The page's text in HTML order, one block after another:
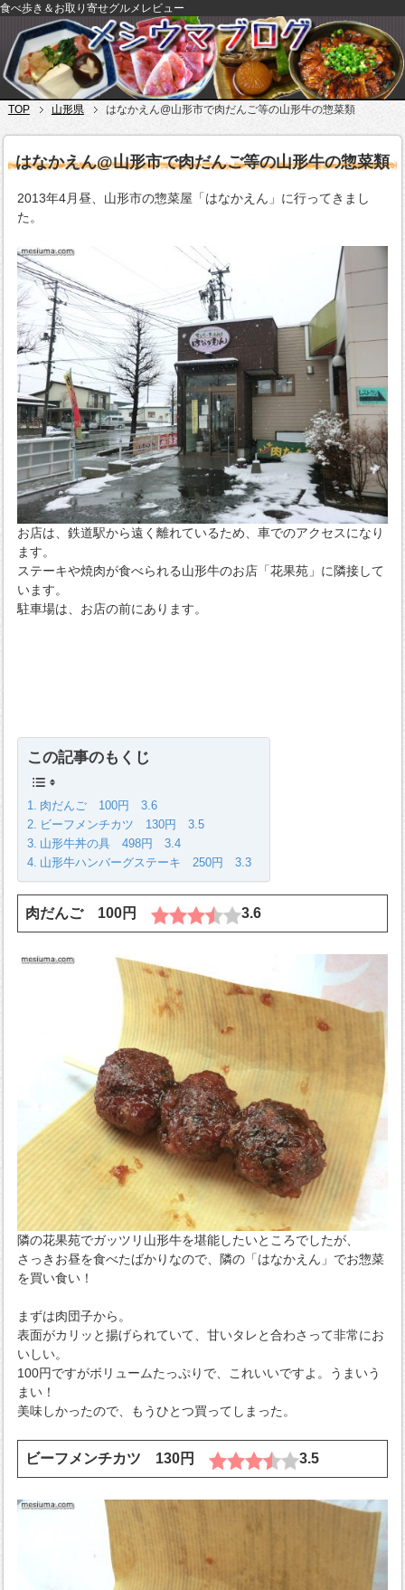
食べ歩き＆お取り寄せグルメレビュー
TOP 山形県 はなかえん@山形市で肉だんご等の山形牛の惣菜類
はなかえん@山形市で肉だんご等の山形牛の惣菜類
2013年4月昼、山形市の惣菜屋「はなかえん」に行ってきまし
た。
お店は、鉄道駅から遠く離れているため、車でのアクセスになり
ます。
ステーキや焼肉が食べられる山形牛のお店「花果苑」に隣接して
います。
駐車場は、お店の前にあります。
この記事のもくじ
肉だんご 100円 3.6
ビーフメンチカツ 130円 3.5
山形牛丼の具 498円 3.4
山形牛ハンバーグステーキ 250円 3.3
肉だんご 100円 3.6
隣の花果苑でガッツリ山形牛を堪能したいところでしたが、
さっきお昼を食べたばかりなので、隣の「はなかえん」でお惣菜
を買い食い！
まずは肉団子から。
表面がカリッと揚げられていて、甘いタレと合わさって非常にお
いしい。
100円ですがボリュームたっぷりで、これいいですよ。うまいう
まい！
美味しかったので、もうひとつ買ってしまった。
ビーフメンチカツ 130円 3.5